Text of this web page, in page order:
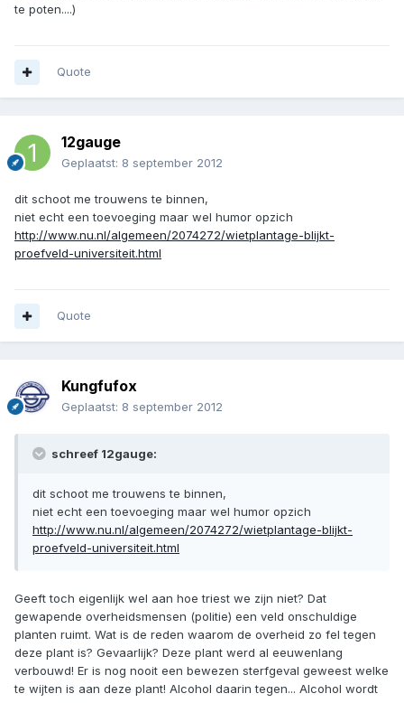
te poten....)
Quote
12gauge
Geplaatst: 8 september 2012
dit schoot me trouwens te binnen,
niet echt een toevoeging maar wel humor opzich
http://www.nu.nl/algemeen/2074272/wietplantage-blijkt-
proefveld-universiteit.html
Quote
Kungfufox
Geplaatst: 8 september 2012
schreef 12gauge:
dit schoot me trouwens te binnen,
niet echt een toevoeging maar wel humor opzich
http://www.nu.nl/algemeen/2074272/wietplantage-blijkt-
proefveld-universiteit.html
Geeft toch eigenlijk wel aan hoe triest we zijn niet? Dat
gewapende overheidsmensen (politie) een veld onschuldige
planten ruimt. Wat is de reden waarom de overheid zo fel tegen
deze plant is? Gevaarlijk? Deze plant werd al eeuwenlang
verbouwd! Er is nog nooit een bewezen sterfgeval geweest welke
te wijten is aan deze plant! Alcohol daarin tegen... Alcohol wordt